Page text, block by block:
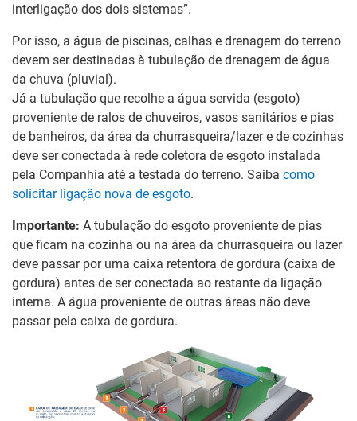
interligação dos dois sistemas”.
Por isso, a água de piscinas, calhas e drenagem do terreno
devem ser destinadas à tubulação de drenagem de água
da chuva (pluvial).
Já a tubulação que recolhe a água servida (esgoto)
proveniente de ralos de chuveiros, vasos sanitários e pias
de banheiros, da área da churrasqueira/lazer e de cozinhas
deve ser conectada à rede coletora de esgoto instalada
pela Companhia até a testada do terreno. Saiba como
solicitar ligação nova de esgoto.
Importante: A tubulação do esgoto proveniente de pias
que ficam na cozinha ou na área da churrasqueira ou lazer
deve passar por uma caixa retentora de gordura (caixa de
gordura) antes de ser conectada ao restante da ligação
interna. A água proveniente de outras áreas não deve
passar pela caixa de gordura.